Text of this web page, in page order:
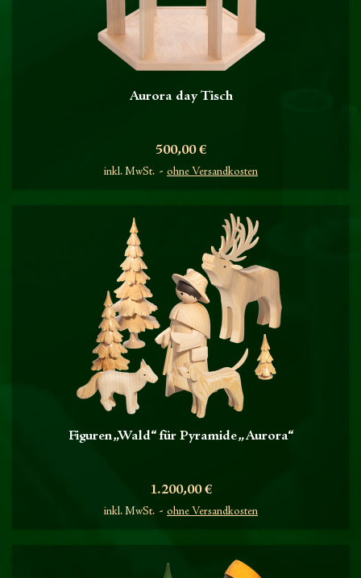
Aurora day Tisch
Preis
500,00 €
inkl. MwSt. ohne Versandkosten
Figuren „Wald“ für Pyramide „Aurora“
Preis
1.200,00 €
inkl. MwSt. ohne Versandkosten